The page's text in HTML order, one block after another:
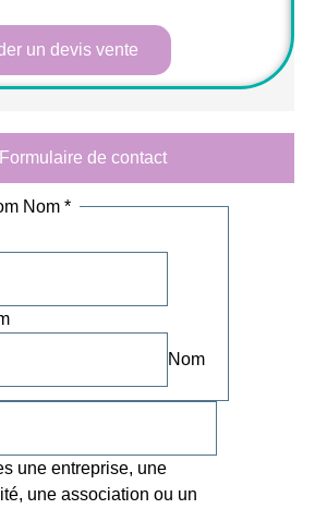
un devis vente
Formulaire de contact
Nom *
Nom
une entreprise, une
une association ou un